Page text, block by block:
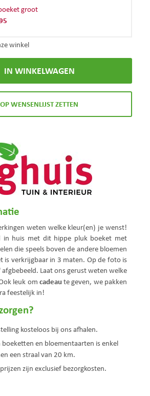
groot
winkel
weten welke kleur(en) je wenst!
in huis met dit hippe pluk boeket met
die speels boven de andere bloemen
is verkrijgbaar in 3 maten. Op de foto is
Laat ons gerust weten welke
leuk om cadeaute geven, we pakken
feestelijk in!
kosteloos bij ons afhalen.
boeketten en bloementaarten is enkel
een straal van 20 km.
zijn exclusief bezorgkosten.